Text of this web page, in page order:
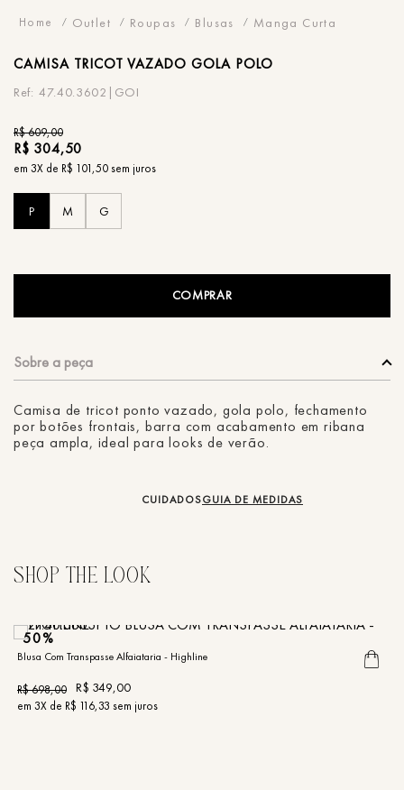
Outlet Roupas Blusas Manga Curta
CAMISA TRICOT VAZADO GOLA POLO
47.40.3602|GOI
R$609,00
R$ 304,50
em 3X de R$ 101,50sem juros
P M G
COMPRAR
Camisa de tricot ponto vazado, gola polo, fechamento
por botões frontais, barra com acabamento em ribana
peça ampla, ideal para looks de verão.
CUIDADOSGUIA DE MEDIDAS
50%
Blusa Com Transpasse Alfaiataria - Highline
R$698,00 R$ 349,00
em 3X de R$ 116,33 sem juros